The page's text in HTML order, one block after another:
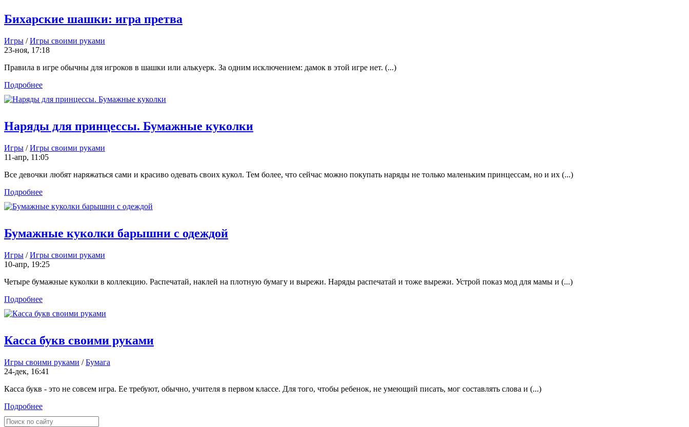
Бихарские шашки: игра претва
Игры /Игры своими руками
23-ноя, 17:18
Правила в игре обычны для игроков в шашки или алькуерк. За одним исключением: дамок в этой игре нет. (...)
Подробнее
Наряды для принцессы. Бумажные куколки
Игры /Игры своими руками
11-апр, 11:05
Все девочки любят наряжаться сами и красиво одевать своих кукол. Тем более, что сейчас можно покупать наряды не только маленьким принцессам, но и их (...)
Подробнее
Бумажные куколки барышни с одеждой
Игры /Игры своими руками
10-апр, 19:25
Четыре бумажные куколки в коллекцию. Распечатай, наклей на плотную бумагу и вырежи. Наряды распечатай и тоже вырежи. Устрой показ мод для мамы и (...)
Подробнее
Касса букв своими руками
Игры своими руками /Бумага
24-дек, 16:41
Касса букв - это не совсем игра. Ее требуют, обычно, учителя в первом классе. Для того, чтобы ребенок, не умеющий писать, мог составлять слова и (...)
Подробнее